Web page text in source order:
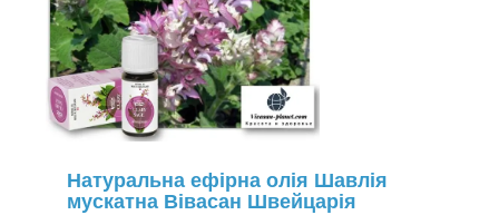
Натуральна ефірна олія Шавлія
мускатна Вівасан Швейцарія